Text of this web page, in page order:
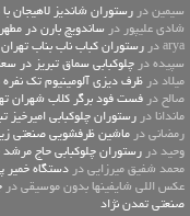
سیمین در رستوران شاندیز لاهیجان
شادی علیپور در ساندویچ بارن در
arya در
رستوران کباب ناب بناب
سپیده در چلوکبابی سماق تبریز در
میلاد در ظرف دیزی آلومینیوم تک
صالح در فست فود برگر کلاب شهران
ماندانا در رستوران چلوکبابی امیرخیز
رمضانی در ماشین ظرفشویی صنعتی زیر کانتری
وحید در رستوران چلوکبابی حاج مرشد
محمد شفیق میرزایی در دستگاه خمیر
عكس اللي شايفينها بدون موسيقى در
صنعتی تمدن نژاد